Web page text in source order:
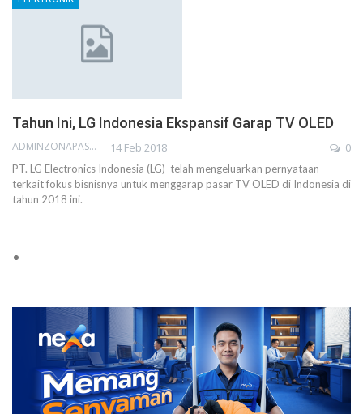
Tahun Ini, LG Indonesia Ekspansif Garap TV OLED
ADMINZONAPASAR 14 Feb 2018 0
PT. LG Electronics Indonesia (LG) telah mengeluarkan pernyataan
terkait fokus bisnisnya untuk menggarap pasar TV OLED di Indonesia di
tahun 2018 ini.